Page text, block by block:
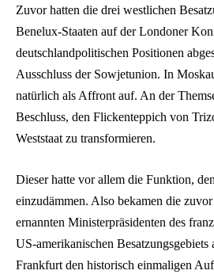
Zuvor hatten die drei westlichen
Benelux-Staaten auf der Londoner
deutschlandpolitischen Positionen
Ausschluss der Sowjetunion. In
natürlich als Affront auf. An der
Beschluss, den Flickenteppich von
Weststaat zu transformieren.
Dieser hatte vor allem die Funktion,
einzudämmen. Also bekamen die
ernannten Ministerpräsidenten des
US-amerikanischen Besatzungsgebiets
Frankfurt den historisch einmaligen